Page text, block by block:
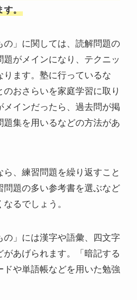
す。
の」に関しては、読解問題の
がメインになり、テクニッ
ります。塾に行っているな
のおさらいを家庭学習に取り
メインだったら、過去問が掲
題集を用いるなどの方法があ
、練習問題を繰り返すこと
問題の多い参考書を選ぶなど
るでしょう。
の」には漢字や語彙、四文字
があげられます。「暗記する
ドや単語帳などを用いた勉強